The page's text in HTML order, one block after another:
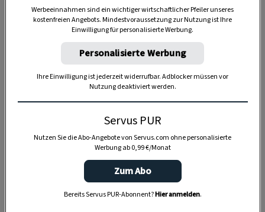
und Seelen schlang. Er kam ihrem Naturell sehr
entgegen, denn sie war eine eilige Frau. Mit 70
schwang sie sich noch aufs Fahrrad, erkundete
mit 80 Jahren im Greyhound Bus Amerika und
arbeitete fast bis an ihr Lebensende in der Firma
meines Vaters.
Erst als sie so schwerhörig war, dass sie Kunden
am Telefon anherrschte:„Können Sie nicht etwas
, nahm sie geknickt zur
Kenntnis, dass es an der Zeit war, sich neuen
Tätigkeiten zuzuwenden. Für den Haushalt hatte
Werbeeinnahmen sind ein wichtiger wirtschaftlicher Pfeiler unseres
kostenfreien Angebots. Mindestvoraussetzung zur Nutzung ist Ihre
Einwilligung für personalisierte Werbung.
Personalisierte Werbung
Ihre Einwilligung ist jederzeit widerrufbar. Adblocker müssen vor
Nutzung deaktiviert werden.
Servus PUR
Nutzen Sie die Abo-Angebote von Servus.com ohne personalisierte
Werbung ab 0,99 €/Monat
Zum Abo
Bereits Servus PUR-Abonnent?Hier anmelden.